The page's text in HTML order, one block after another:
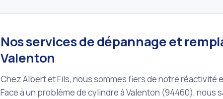
Nos services de dépannage et
Valenton
Chez Albert et Fils, nous sommes fiers de notre
Face à un problème de cylindre à Valenton (94460), nous